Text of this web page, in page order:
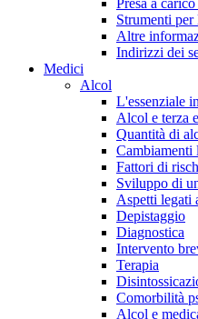
Presa a
Strumenti per
Altre
Indirizzi dei
Medici
Alcol
L'essenziale
Alcol e terza
Quantità di
Cambiamenti
Fattori di
Sviluppo di
Aspetti legati
Depistaggio
Diagnostica
Intervento
Terapia
Comorbilità
Alcol e